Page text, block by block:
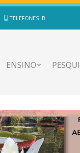
TELEFONES IB
ENSINO